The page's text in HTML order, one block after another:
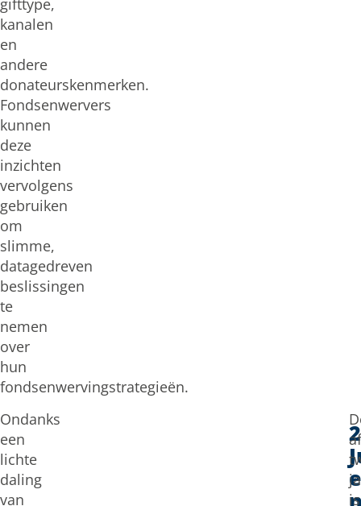
gifttype,
kanalen
en
andere
donateurskenmerken.
Fondsenwervers
kunnen
deze
inzichten
vervolgens
gebruiken
om
slimme,
datagedreven
beslissingen
te
nemen
over
hun
fondsenwervingstrategieën.
Ondanks
een
lichte
daling
van
is